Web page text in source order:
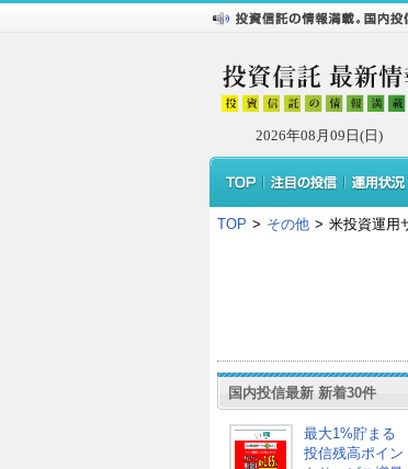
2026年08月09日(日)
TOP > その他 > 米投資運用
国内投信最新 新着30件
最大1%貯まる
投信残高ポイン